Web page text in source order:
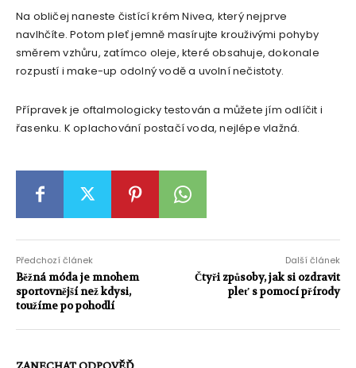
Na obličej naneste čistící krém Nivea, který nejprve
navlhčíte. Potom pleť jemně masírujte krouživými pohyby
směrem vzhůru, zatímco oleje, které obsahuje, dokonale
rozpustí i make-up odolný vodě a uvolní nečistoty.
Přípravek je oftalmologicky testován a můžete jím odlíčit i
řasenku. K oplachování postačí voda, nejlépe vlažná.
Předchozí článek
Běžná móda je mnohem
sportovnější než kdysi,
toužíme po pohodlí
Další článek
Čtyři způsoby, jak si ozdravit
pleť s pomocí přírody